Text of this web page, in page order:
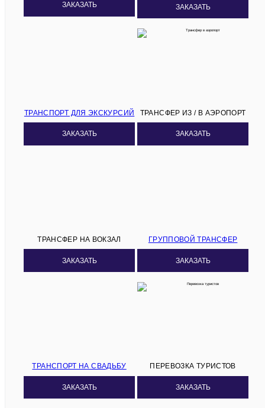
ЗАКАЗАТЬ ЗАКАЗАТЬ
ТРАНСПОРТ ДЛЯ ЭКСКУРСИЙ
ЗАКАЗАТЬ
ТРАНСФЕР ИЗ / В АЭРОПОРТ
ЗАКАЗАТЬ
ТРАНСФЕР НА ВОКЗАЛ
ЗАКАЗАТЬ
ГРУППОВОЙ ТРАНСФЕР
ЗАКАЗАТЬ
ТРАНСПОРТ НА СВАДЬБУ
ЗАКАЗАТЬ
ПЕРЕВОЗКА ТУРИСТОВ
ЗАКАЗАТЬ